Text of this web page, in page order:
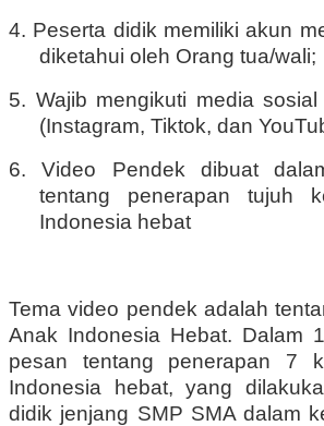
4. Peserta didik memiliki akun
diketahui oleh Orang tua/wali;
5. Wajib mengikuti media
(Instagram, Tiktok, dan
6. Video Pendek dibuat
tentang penerapan tujuh
Indonesia hebat
Tema video pendek adalah
Anak Indonesia Hebat. Dalam
pesan tentang penerapan 7
Indonesia hebat, yang
didik jenjang SMP SMA dalam